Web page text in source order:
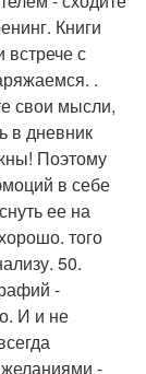
Книги
встрече с
.
свои мысли,
в дневник
Поэтому
в себе
ее на
того
50.
-
И и не
-